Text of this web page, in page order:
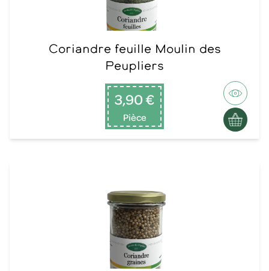
Coriandre feuille Moulin des
Peupliers
3,90 €
Pièce